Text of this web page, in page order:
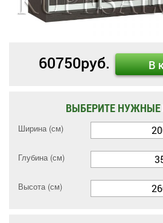
60750руб. В
ВЫБЕРИТЕ
Ширина (см)
Глубина (см)
Высота (см)